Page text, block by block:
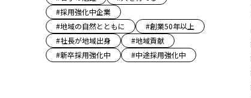
#採用強化中企業
#地域の自然とともに #創業50年以上
#社長が地域出身 #地域貢献
#新卒採用強化中 #中途採用強化中